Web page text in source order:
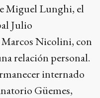
Miguel Lunghi, el
Julio
Nicolini, con
relación personal.
internado
Güemes,